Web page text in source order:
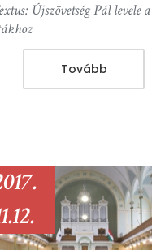
Újszövetség Pál levele a
Tovább